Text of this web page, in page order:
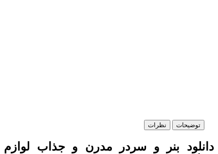
توضیحات نظرات
دانلود بنر و سردر مدرن و جذاب لوازم